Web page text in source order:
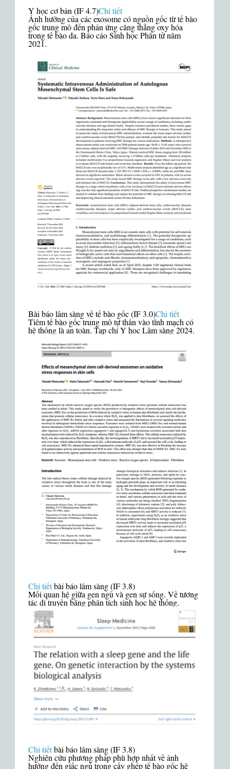
Y học cơ bản (IF 4.7)Chi tiết
Ảnh hưởng của các exosome có nguồn gốc từ tế bào
gốc trung mô đến phản ứng căng thẳng oxy hóa
trong tế bào da. Báo cáo Sinh học Phân tử năm
2021.
Bài báo lâm sàng về tế bào gốc (IF 3.0)Chi tiết
Tiêm tế bào gốc trung mô tự thân vào tĩnh mạch có
hệ thống là an toàn. Tạp chí Y học Lâm sàng 2024.
Chi tiếtbài báo lâm sàng (IF 3.8)
Mối quan hệ giữa gen ngủ và gen sự sống. Về tương
tác di truyền bằng phân tích sinh học hệ thống.
Chi tiếtbài báo lâm sàng (IF 3.8)
Nghiên cứu phương pháp phù hợp nhất về ảnh
hưởng đến giấc ngủ trong cấy ghép tế bào gốc hệ